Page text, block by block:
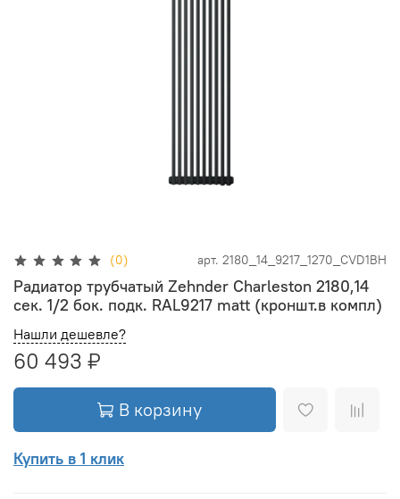
(0) арт. 2180_14_9217_1270_CVD1BH
Радиатор трубчатый Zehnder Charleston 2180,14
сек. 1/2 бок. подк. RAL9217 matt (кроншт.в компл)
Нашли дешевле?
60 493 ₽
В корзину
Купить в 1 клик